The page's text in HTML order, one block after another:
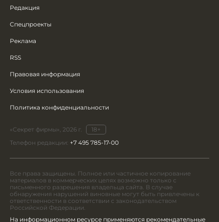
Редакция
Спецпроекты
Реклама
RSS
Правовая информация
Условия использования
Политика конфиденциальности
«Секрет фирмы», 2026 г.
18+
Телефон редакции: +7 495 785-17-00
Все права защищены. Полное или частичное копирование
материалов в коммерческих целях возможно только с
письменного разрешения владельца сайта. В случае
обнаружения нарушений виновные могут быть привлечены к
ответственности в соответствии с законодательством
Российской Федерации.
На информационном ресурсе применяются рекомендательные